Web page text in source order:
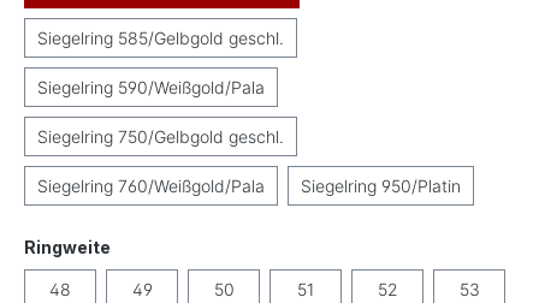
Siegelring 585/Gelbgold geschl.
Siegelring 590/Weißgold/Pala
Siegelring 750/Gelbgold geschl.
Siegelring 760/Weißgold/Pala Siegelring 950/Platin
Ringweite
48 49 50 51 52 53